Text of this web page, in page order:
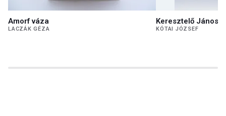
Amorf váza
LACZÁK GÉZA
Keresztelő János
KÓTAI JÓZSEF